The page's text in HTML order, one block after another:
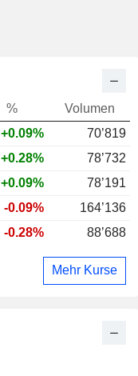
%
Volumen
+0.09%
70’819
+0.28%
78’732
+0.09%
78’191
-0.09%
164’136
-0.28% 88’688
Mehr Kurse